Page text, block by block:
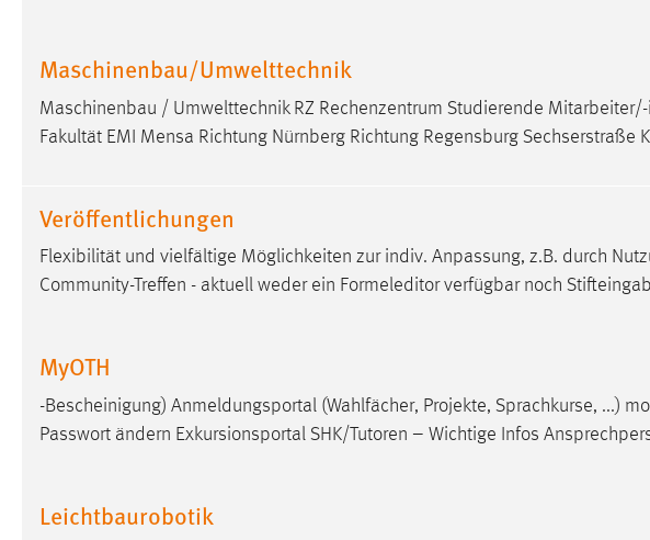
Maschinenbau/Umwelttechnik
Maschinenbau / Umwelttechnik RZ Rechenzentrum Studierende Mitarbeiter/-
Fakultät EMI Mensa Richtung Nürnberg Richtung Regensburg Sechserstraße
Veröffentlichungen
Flexibilität und vielfältige Möglichkeiten zur indiv. Anpassung, z.B. durch
Community-Treffen - aktuell weder ein Formeleditor verfügbar noch
MyOTH
-Bescheinigung) Anmeldungsportal (Wahlfächer, Projekte, Sprachkurse, ...)
Passwort ändern Exkursionsportal SHK/Tutoren – Wichtige Infos
Leichtbaurobotik